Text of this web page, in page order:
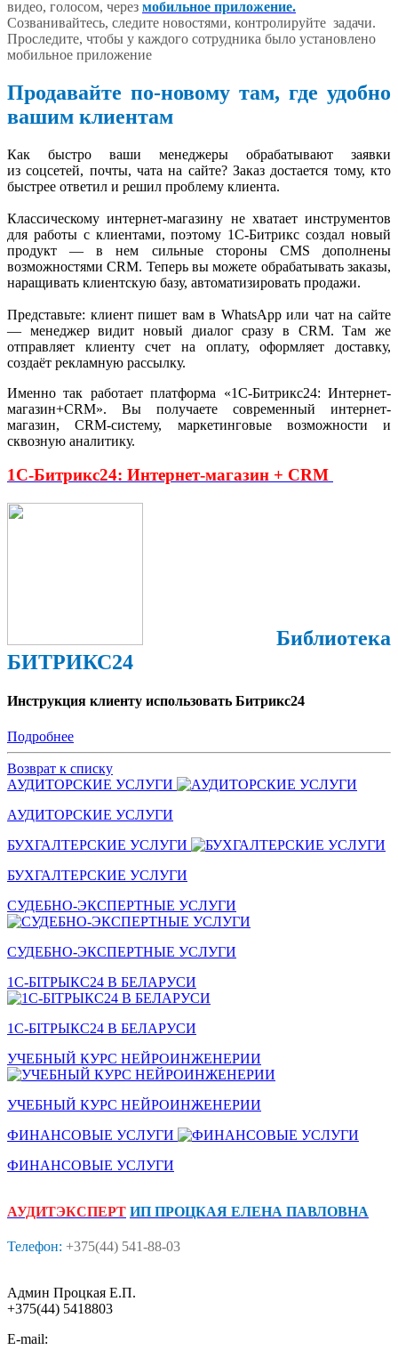
видео, голосом, через мобильное приложение.
Созванивайтесь, следите новостями, контролируйте задачи.
Проследите, чтобы у каждого сотрудника было установлено
мобильное приложение
Продавайте по-новому там, где удобно
вашим клиентам
Как быстро ваши менеджеры обрабатывают заявки
из соцсетей, почты, чата на сайте? Заказ достается тому, кто
быстрее ответил и решил проблему клиента.
Классическому интернет-магазину не хватает инструментов
для работы с клиентами, поэтому 1C-Битрикс создал новый
продукт — в нем сильные стороны CMS дополнены
возможностями CRM. Теперь вы можете обрабатывать заказы,
наращивать клиентскую базу, автоматизировать продажи.
Представьте: клиент пишет вам в WhatsApp или чат на сайте
— менеджер видит новый диалог сразу в CRM. Там же
отправляет клиенту счет на оплату, оформляет доставку,
создаёт рекламную рассылку.
Именно так работает платформа «1С-Битрикс24: Интернет-
магазин+CRM». Вы получаете современный интернет-
магазин, CRM-систему, маркетинговые возможности и
сквозную аналитику.
1С-Битрикс24: Интернет-магазин + CRM
Библиотека
БИТРИКС24
Инструкция клиенту использовать Битрикс24
Подробнее
Возврат к списку
АУДИТОРСКИЕ УСЛУГИ
АУДИТОРСКИЕ УСЛУГИ
БУХГАЛТЕРСКИЕ УСЛУГИ
БУХГАЛТЕРСКИЕ УСЛУГИ
СУДЕБНО-ЭКСПЕРТНЫЕ УСЛУГИ
СУДЕБНО-ЭКСПЕРТНЫЕ УСЛУГИ
1С-БITPЫКС24 В БЕЛАРУСИ
1С-БITPЫКС24 В БЕЛАРУСИ
УЧЕБНЫЙ КУРС НЕЙРОИНЖЕНЕРИИ
УЧЕБНЫЙ КУРС НЕЙРОИНЖЕНЕРИИ
ФИНАНСОВЫЕ УСЛУГИ
ФИНАНСОВЫЕ УСЛУГИ
АУДИТЭКСПЕРТ ИП ПРОЦКАЯ ЕЛЕНА ПАВЛОВНА
Телефон: +375(44) 541-88-03
Админ Процкая Е.П.
+375(44) 5418803
E-mail: